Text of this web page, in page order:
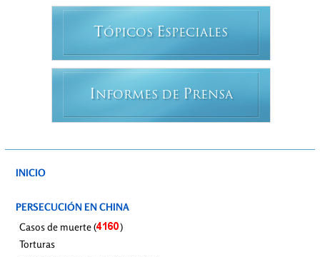
T ÓPICOS ESPECIALES
INFORMES DE PRENSA
INICIO
PERSECUCIÓN EN CHINA
Casos de muerte (
)
Torturas